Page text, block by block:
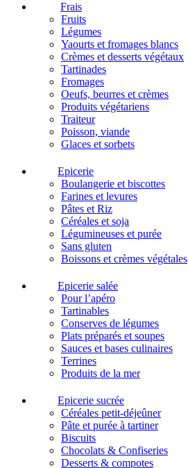
Frais
Fruits
Légumes
Yaourts et fromages blancs
Crèmes et desserts végétaux
Tartinades
Fromages
Oeufs, beurres et crèmes
Produits végétariens
Traiteur
Poisson, viande
Glaces et sorbets
Epicerie
Boulangerie et biscottes
Farines et levures
Pâtes et Riz
Céréales et soja
Légumineuses et purée
Sans gluten
Boissons et crèmes végétales
Epicerie salée
Pour l’apéro
Tartinables
Conserves de légumes
Plats préparés et soupes
Sauces et bases culinaires
Terrines
Produits de la mer
Epicerie sucrée
Céréales petit-déjeûner
Pâte et purée à tartiner
Biscuits
Chocolats & Confiseries
Desserts & compotes